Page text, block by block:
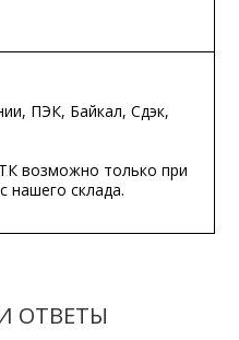
ПЭК, Байкал, Сдэк,
возможно только при
нашего склада.
ОТВЕТЫ